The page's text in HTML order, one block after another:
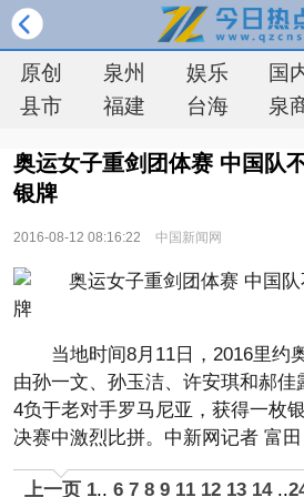
原创 泉州 娱乐 国
县市
福建 台海 泉
奥运女子重剑团体赛 中国队
银牌
2016-08-12 08:16:22 中国新闻网
当地时间8月11日，2016里约
由孙一文、孙玉洁、许安琪和郝佳
4负于老对手罗马尼亚，获得一枚
决赛中激烈比拼。中新网记者 富
上一页 1.. 6 7 8 9 11 12 13 14..